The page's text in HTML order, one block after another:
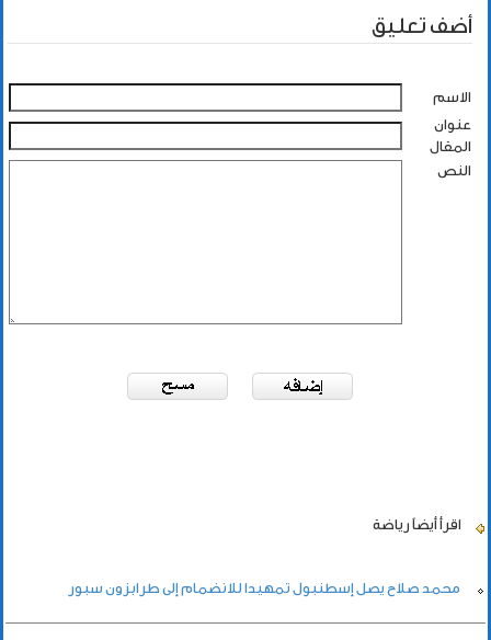
أضف تعليق
الاسم
عنوان
المقال
النص
اقرأ أيضاً رياضة
محمد صلاح يصل إسطنبول تمهيدا للانضمام إلى طرابزون سبور